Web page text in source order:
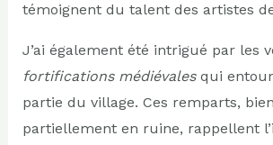
témoignent du talent des artistes de
J’ai également été intrigué par les
fortifications médiévalesqui
partie du village. Ces remparts,
partiellement en ruine, rappellent